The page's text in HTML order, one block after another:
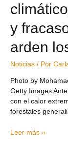
y
arden
Noticias / Por
Photo by
Getty Images
con el calor
forestales
Leer más »